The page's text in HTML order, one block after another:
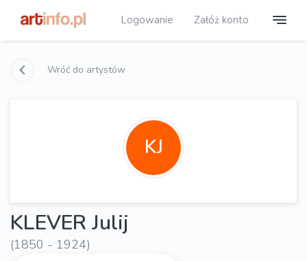
Logowanie Załóż konto
Wróć do artystów
KJ
KLEVER Julij
(1850 - 1924)